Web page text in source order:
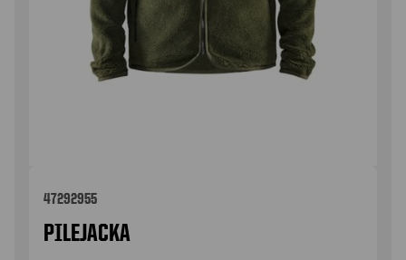
47292955
PILEJACKA